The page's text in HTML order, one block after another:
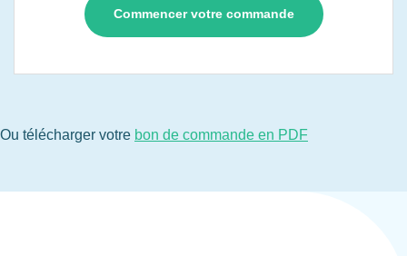
Ou télécharger votre bon de commande en PDF